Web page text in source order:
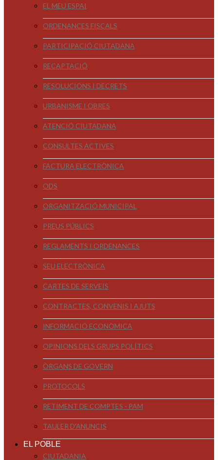
EL MEU ESPAI
ORDENANCES FISCALS
PARTICIPACIÓ CIUTADANA
RECAPTACIÓ
RESOLUCIONS I DECRETS
URBANISME I OBRES
ATENCIÓ CIUTADANA
CONSULTES ACTIVES
FACTURA ELECTRÒNICA
ODS
ORGANITZACIÓ MUNICIPAL
PREUS PÚBLICS
REGLAMENTS I ORDENANCES
SEU ELECTRÒNICA
CARTES DE SERVEIS
CONTRACTES, CONVENIS I AJUTS
INFORMACIÓ ECONÒMICA
OPINIONS DELS GRUPS POLÍTICS
ÒRGANS DE GOVERN
PROTOCOLS
RETIMENT DE COMPTES - PAM
TAULER D'ANUNCIS
EL POBLE
CIUTADANIA